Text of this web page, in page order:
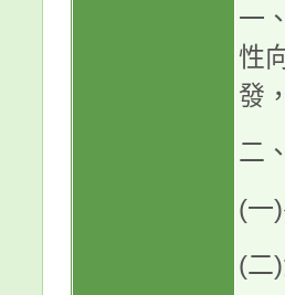
一
性
發
二
(一
(二